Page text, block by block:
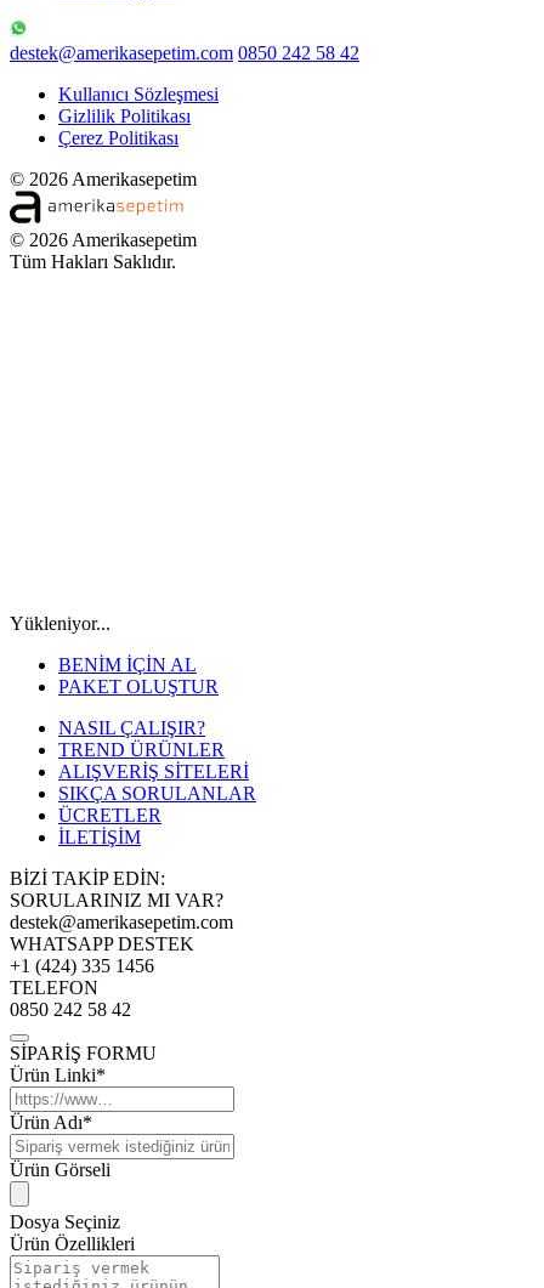
destek@amerikasepetim.com 0850 242 58 42
Kullanıcı Sözleşmesi
Gizlilik Politikası
Çerez Politikası
© 2026 Amerikasepetim
© 2026 Amerikasepetim
Tüm Hakları Saklıdır.
Yükleniyor...
BENİM İÇİN AL
PAKET OLUŞTUR
NASIL ÇALIŞIR?
TREND ÜRÜNLER
ALIŞVERİŞ SİTELERİ
SIKÇA SORULANLAR
ÜCRETLER
İLETİŞİM
BİZİ TAKİP EDİN:
SORULARINIZ MI VAR?
destek@amerikasepetim.com
WHATSAPP DESTEK
+1 (424) 335 1456
TELEFON
0850 242 58 42
SİPARİŞ FORMU
Ürün Linki*
Ürün Adı*
Ürün Görseli
Dosya Seçiniz
Ürün Özellikleri